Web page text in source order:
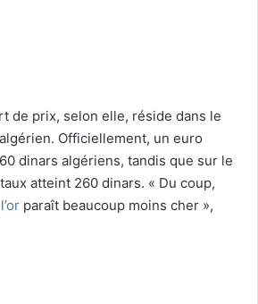
de prix, selon elle, réside dans le
Officiellement, un euro
dinars algériens, tandis que sur le
atteint 260 dinars. « Du coup,
l’or paraît beaucoup moins cher »,